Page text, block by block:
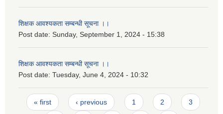
शिक्षक आवश्यकता सम्बन्धी सूचना ।।
Post date: Sunday, September 1, 2024 - 15:38
शिक्षक आवश्यकता सम्बन्धी सूचना ।।
Post date: Tuesday, June 4, 2024 - 10:32
Pages
« first ‹ previous 1 2 3